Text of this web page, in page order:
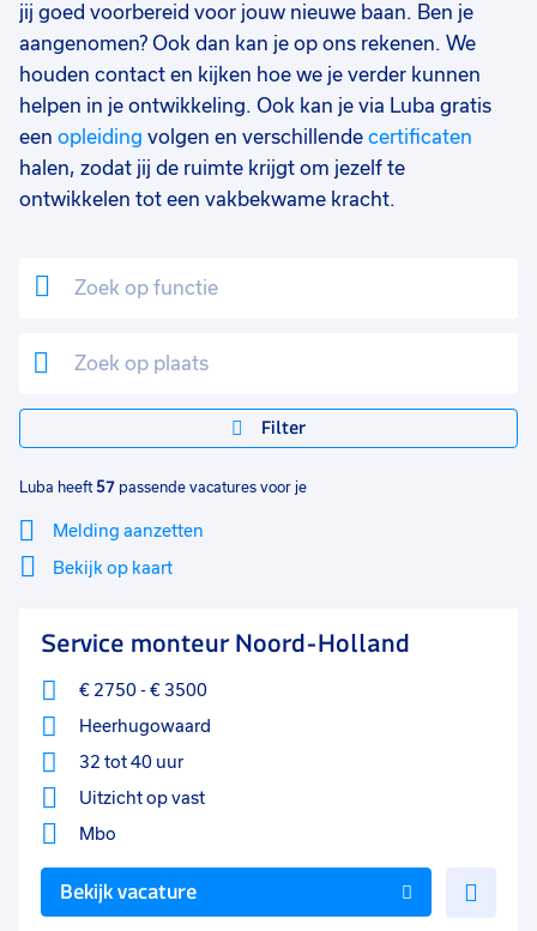
jij goed voorbereid voor jouw nieuwe baan. Ben je
aangenomen? Ook dan kan je op ons rekenen. We
houden contact en kijken hoe we je verder kunnen
helpen in je ontwikkeling. Ook kan je via Luba gratis
een opleiding volgen en verschillende certificaten
halen, zodat jij de ruimte krijgt om jezelf te
ontwikkelen tot een vakbekwame kracht.
Filter
Uren per week 0
37 - 40+ uur 57
25 - 32 uur
33 - 36 uur 2
Luba heeft 57 passende vacatures voor je
Melding aanzetten
Bekijk op kaart
Filter
Sluiten
Service monteur Noord-Holland
€ 2750- € 3500
Heerhugowaard
32 tot 40 uur
Uitzicht op vast
Mbo
Bekijk vacature